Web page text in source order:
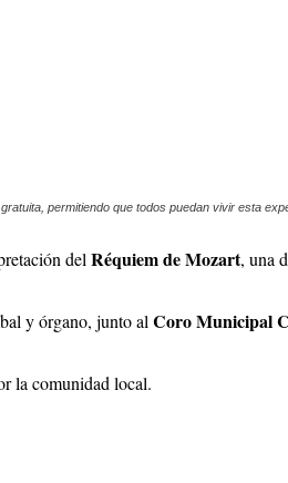
permitiendo que todos puedan vivir esta
del Réquiem de Mozart, una
y órgano, junto al Coro Municipal
la comunidad local.